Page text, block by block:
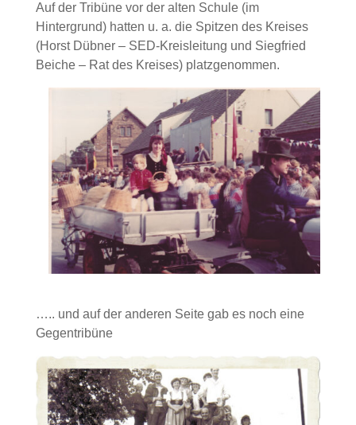
Auf der Tribüne vor der alten Schule (im
Hintergrund) hatten u. a. die Spitzen des Kreises
(Horst Dübner – SED-Kreisleitung und Siegfried
Beiche – Rat des Kreises) platzgenommen.
….. und auf der anderen Seite gab es noch eine
Gegentribüne